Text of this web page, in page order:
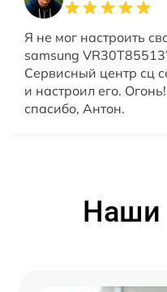
Я не мог настроить
samsung
Сервисный центр сц
и настроил его.
спасибо, Антон.
Наши